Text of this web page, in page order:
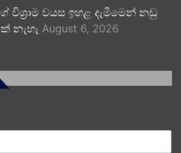
වයස ඉහළ දැමීමෙන් නඩු
නැහැ August 6, 2026